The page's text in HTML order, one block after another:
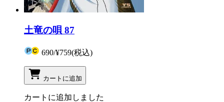
土竜の唄 87
690/¥759(税込)
カートに追加
カートに追加しました